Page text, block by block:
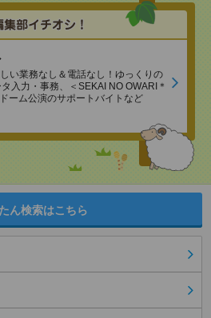
しい業務なし＆電話なし！ゆっくりの
入力・事務、＜SEKAI NO OWARI＊
ーム公演のサポートバイトなど
ん検索はこちら